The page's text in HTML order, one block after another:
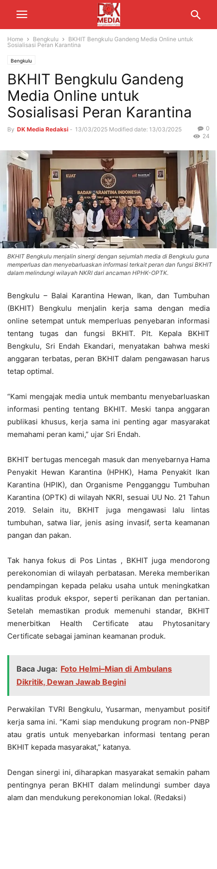
Home Bengkulu
BKHIT Bengkulu Gandeng Media Online untuk
Sosialisasi Peran Karantina
Bengkulu
BKHIT Bengkulu Gandeng
Media Online untuk
Sosialisasi Peran Karantina
By DK Media Redaksi - 13/03/2025 Modified date: 13/03/2025
0
24
BKHIT Bengkulu menjalin sinergi dengan sejumlah media di Bengkulu guna
memperluas dan menyebarluaskan informasi terkait peran dan fungsi BKHIT
dalam melindungi wilayah NKRI dari ancaman HPHK-OPTK.
Bengkulu – Balai Karantina Hewan, Ikan, dan Tumbuhan
(BKHIT) Bengkulu menjalin kerja sama dengan media
online setempat untuk memperluas penyebaran informasi
tentang tugas dan fungsi BKHIT. Plt. Kepala BKHIT
Bengkulu, Sri Endah Ekandari, menyatakan bahwa meski
anggaran terbatas, peran BKHIT dalam pengawasan harus
tetap optimal.
“Kami mengajak media untuk membantu menyebarluaskan
informasi penting tentang BKHIT. Meski tanpa anggaran
publikasi khusus, kerja sama ini penting agar masyarakat
memahami peran kami,” ujar Sri Endah.
BKHIT bertugas mencegah masuk dan menyebarnya Hama
Penyakit Hewan Karantina (HPHK), Hama Penyakit Ikan
Karantina (HPIK), dan Organisme Pengganggu Tumbuhan
Karantina (OPTK) di wilayah NKRI, sesuai UU No. 21 Tahun
2019. Selain itu, BKHIT juga mengawasi lalu lintas
tumbuhan, satwa liar, jenis asing invasif, serta keamanan
pangan dan pakan.
Tak hanya fokus di Pos Lintas , BKHIT juga mendorong
perekonomian di wilayah perbatasan. Mereka memberikan
pendampingan kepada pelaku usaha untuk meningkatkan
kualitas produk ekspor, seperti perikanan dan pertanian.
Setelah memastikan produk memenuhi standar, BKHIT
menerbitkan Health Certificate atau Phytosanitary
Certificate sebagai jaminan keamanan produk.
Baca Juga: Foto Helmi–Mian di Ambulans
Dikritik, Dewan Jawab Begini
Perwakilan TVRI Bengkulu, Yusarman, menyambut positif
kerja sama ini. “Kami siap mendukung program non-PNBP
atau gratis untuk menyebarkan informasi tentang peran
BKHIT kepada masyarakat,” katanya.
Dengan sinergi ini, diharapkan masyarakat semakin paham
pentingnya peran BKHIT dalam melindungi sumber daya
alam dan mendukung perekonomian lokal. (Redaksi)